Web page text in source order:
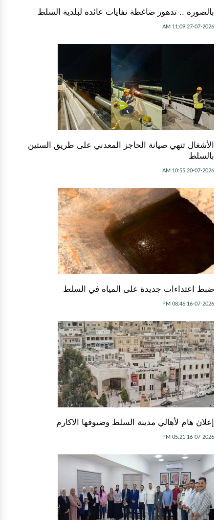
بالصورة .. تدهور ضاغطة نفايات عائدة لبلدية السلط
27-07-2026 11:09 AM
الأشغال تنهي صيانة الحاجز المعدني على طريق الستين
بالسلط
20-07-2026 10:55 AM
ضبط اعتداءات جديدة على المياه في السلط
16-07-2026 08:46 PM
إعلان هام لأهالي مدينة السلط وضيوفها الاكارم
16-07-2026 05:21 PM